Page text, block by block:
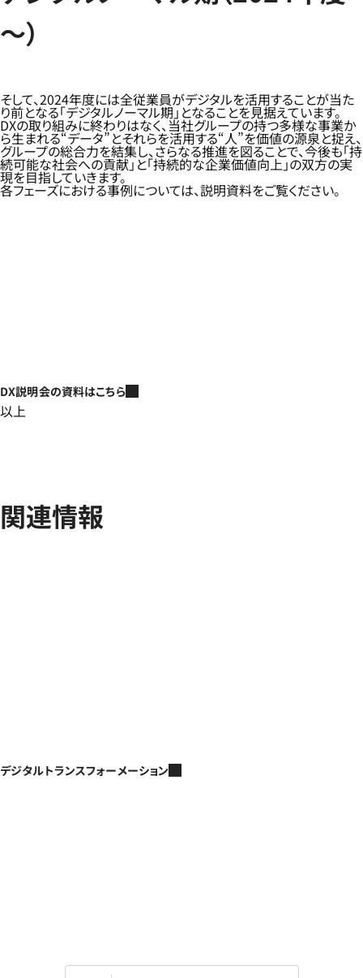
～）
そして、2024年度には全従業員がデジタルを活用することが当た
り前となる「デジタルノーマル期」となることを見据えています。
DXの取り組みに終わりはなく、当社グループの持つ多様な事業か
ら生まれる“データ”とそれらを活用する“人”を価値の源泉と捉え、
グループの総合力を結集し、さらなる推進を図ることで、今後も「持
続可能な社会への貢献」と「持続的な企業価値向上」の双方の実
現を目指していきます。
各フェーズにおける事例については、説明資料をご覧ください。
DX説明会の資料はこちら
以上
関連情報
デジタルトランスフォーメーション